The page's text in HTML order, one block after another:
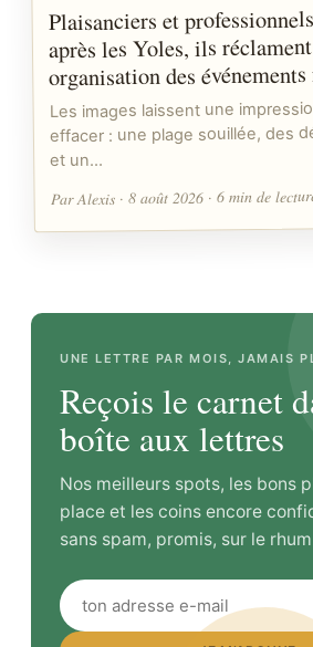
Plaisanciers et
après les Yoles, ils
organisation des
Les images laissent une
effacer : une plage souillée, des
et un…
Par Alexis · 8 août 2026 · 6 min de
UNE LETTRE PAR MOIS, JAMAIS
Reçois le carnet
boîte aux lettres
Nos meilleurs spots, les bons
place et les coins encore
sans spam, promis, sur le